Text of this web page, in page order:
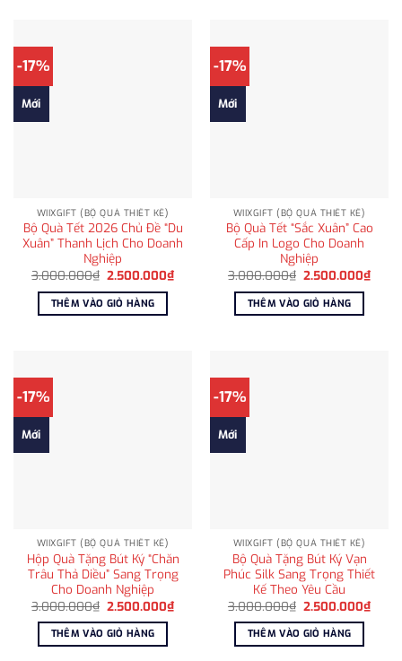
-17%
Mới
WIIXGIFT (BỘ QUÀ THIẾT KẾ)
Bộ Quà Tết 2026 Chủ Đề “Du
Xuân” Thanh Lịch Cho Doanh
Nghiệp
3.000.000₫ Giá
là:
3.000.000₫.
2.500.000₫Giá
hiện
2.500.000₫.
THÊM VÀO GIỎ HÀNG
-17%
Mới
WIIXGIFT (BỘ QUÀ THIẾT KẾ)
Bộ Quà Tết “Sắc Xuân” Cao
Cấp In Logo Cho Doanh
Nghiệp
3.000.000₫ Giá
là:
3.000.000₫.
2.500.000₫Giá
hiện
THÊM VÀO GIỎ HÀNG
-17%
Mới
WIIXGIFT (BỘ QUÀ THIẾT KẾ)
Hộp Quà Tặng Bút Ký “Chăn
Trâu Thả Diều” Sang Trọng
Cho Doanh Nghiệp
3.000.000₫ Giá
là:
3.000.000₫.
2.500.000₫Giá
hiện
2.500.000₫.
THÊM VÀO GIỎ HÀNG
-17%
Mới
WIIXGIFT (BỘ QUÀ THIẾT KẾ)
Bộ Quà Tặng Bút Ký Vạn
Phúc Silk Sang Trọng Thiết
Kế Theo Yêu Cầu
3.000.000₫ Giá
là:
3.000.000₫.
2.500.000₫Giá
hiện
THÊM VÀO GIỎ HÀNG